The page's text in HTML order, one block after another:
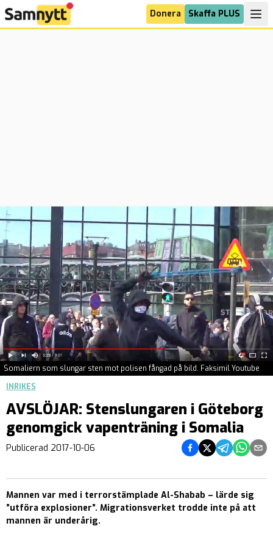
Donera Skaffa PLUS
Somaliern som slungar sten mot polisen fångad på bild. Faksimil Youtube
INRIKES
AVSLÖJAR: Stenslungaren i Göteborg
genomgick vapenträning i Somalia
Publicerad 2017-10-06 Dela på Facebook
Dela på Twitter
Dela påDela på
Dela
Mannen var med i terrorstämplade Al-Shabab – lärde sig
”utföra explosioner”. Migrationsverket trodde inte på att
mannen är underårig.